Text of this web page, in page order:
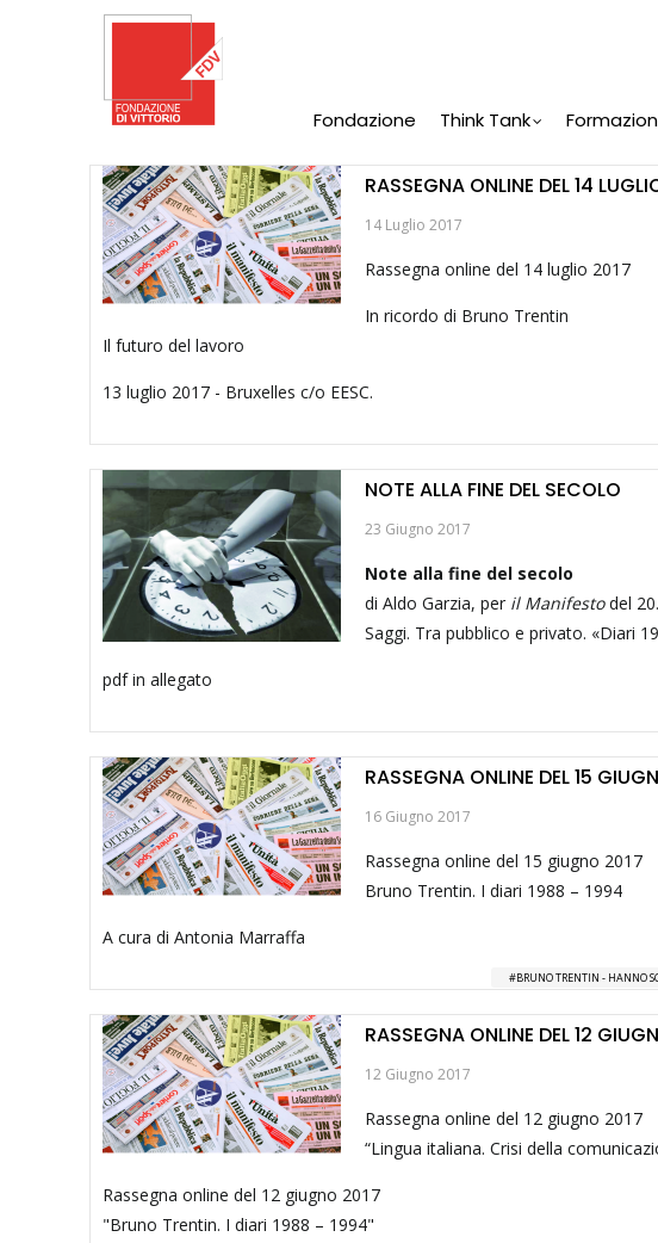
Navigation
Fondazione Think Tank
RASSEGNA ONLINE DEL 14
14 Luglio 2017
Rassegna online del 14 luglio 2017
In ricordo di Bruno Trentin
Il futuro del lavoro
13 luglio 2017 - Bruxelles c/o EESC.
NOTE ALLA FINE DEL SECOLO
23 Giugno 2017
Note alla fine del secolo
di Aldo Garzia, per il Manifestodel
Saggi. Tra pubblico e privato. «Diari
pdf in allegato
RASSEGNA ONLINE DEL 15
16 Giugno 2017
Rassegna online del 15 giugno 2017
Bruno Trentin. I diari 1988 – 1994
A cura di Antonia Marraffa
BRUNO TRENTIN - HANNO
RASSEGNA ONLINE DEL 12
12 Giugno 2017
Rassegna online del 12 giugno 2017
“Lingua italiana. Crisi della
Rassegna online del 12 giugno 2017
"Bruno Trentin. I diari 1988 – 1994"